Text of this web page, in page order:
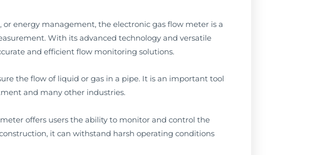
energy management, the electronic gas flow meter is a
With its advanced technology and versatile
and efficient flow monitoring solutions.
the flow of liquid or gas in a pipe. It is an important tool
and many other industries.
offers users the ability to monitor and control the
it can withstand harsh operating conditions